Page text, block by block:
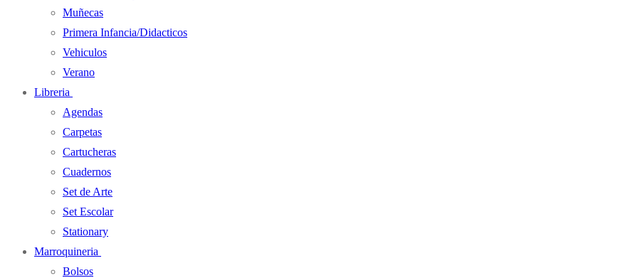
Muñecas
Primera Infancia/Didacticos
Vehiculos
Verano
Libreria
Agendas
Carpetas
Cartucheras
Cuadernos
Set de Arte
Set Escolar
Stationary
Marroquineria
Bolsos